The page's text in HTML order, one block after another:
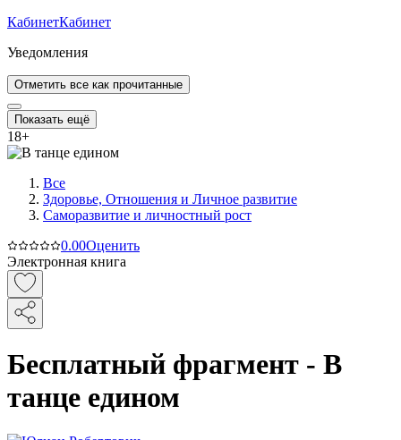
КабинетКабинет
Уведомления
Отметить все как прочитанные
Показать ещё
18+
Все
Здоровье, Отношения и Личное развитие
Саморазвитие и личностный рост
0.00Оценить
Электронная книга
Бесплатный фрагмент - В
танце едином